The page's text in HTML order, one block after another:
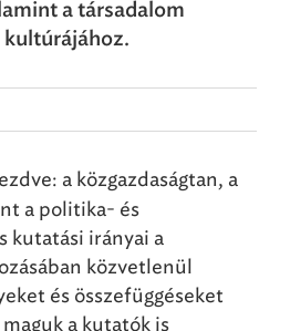
a társadalom
kultúrájához.
a közgazdaságtan, a
a politika- és
kutatási irányai a
közvetlenül
és összefüggéseket
a kutatók is